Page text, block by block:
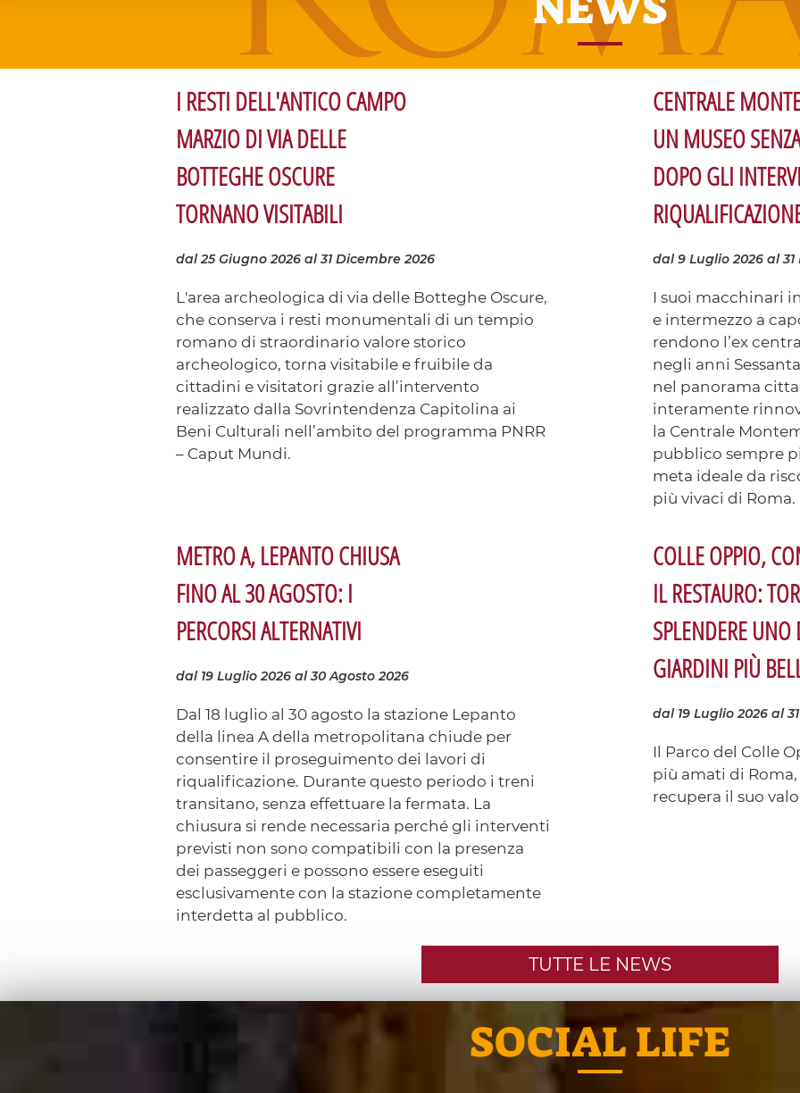
I RESTI DELL'ANTICO CAMPO
MARZIO DI VIA DELLE
BOTTEGHE OSCURE
TORNANO VISITABILI
dal 25 Giugno 2026 al 31 Dicembre 2026
L'area archeologica di via delle Botteghe Oscure,
che conserva i resti monumentali di un tempio
romano di straordinario valore storico
archeologico, torna visitabile e fruibile da
cittadini e visitatori grazie all’intervento
realizzato dalla Sovrintendenza Capitolina ai
Beni Culturali nell’ambito del programma PNRR
– Caput Mundi.
CENTRALE
UN MUSEO
DOPO GLI
dal 9 Luglio 2026 al
I suoi macchinari
e intermezzo a
rendono l’ex
negli anni
nel panorama
interamente
la Centrale
pubblico sempre
meta ideale da
più vivaci di Roma.
METRO A, LEPANTO CHIUSA
FINO AL 30 AGOSTO: I
PERCORSI ALTERNATIVI
dal 19 Luglio 2026 al 30 Agosto 2026
Dal 18 luglio al 30 agosto la stazione Lepanto
della linea A della metropolitana chiude per
consentire il proseguimento dei lavori di
riqualificazione. Durante questo periodo i treni
transitano, senza effettuare la fermata. La
chiusura si rende necessaria perché gli interventi
previsti non sono compatibili con la presenza
dei passeggeri e possono essere eseguiti
esclusivamente con la stazione completamente
interdetta al pubblico.
COLLE OPPIO,
IL RESTAURO:
SPLENDERE UNO
GIARDINI PIÙ
dal 19 Luglio 2026 al
Il Parco del Colle
più amati di
recupera il suo
TUTTE LE NEWS
SOCIAL LIFE